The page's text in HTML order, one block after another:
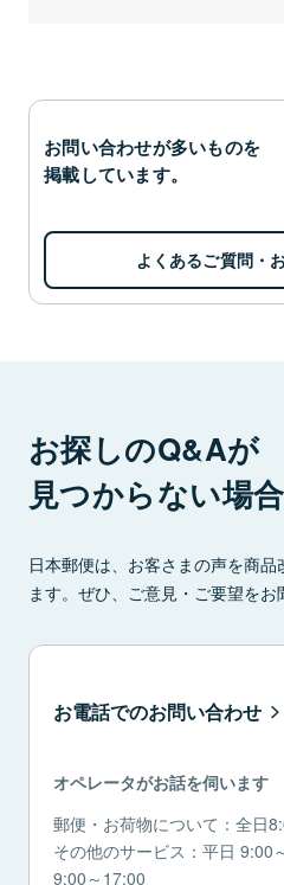
お問い合わせが多いものを
掲載しています。
よくあるご質問・
お探しのQ&Aが
見つからない場合
日本郵便は、お客さまの声を商
ます。ぜひ、ご意見・ご要望をお
お電話でのお問い合わせ
オペレータがお話を伺います
郵便・お荷物について：全日
その他のサービス：平日
9:00～17:00